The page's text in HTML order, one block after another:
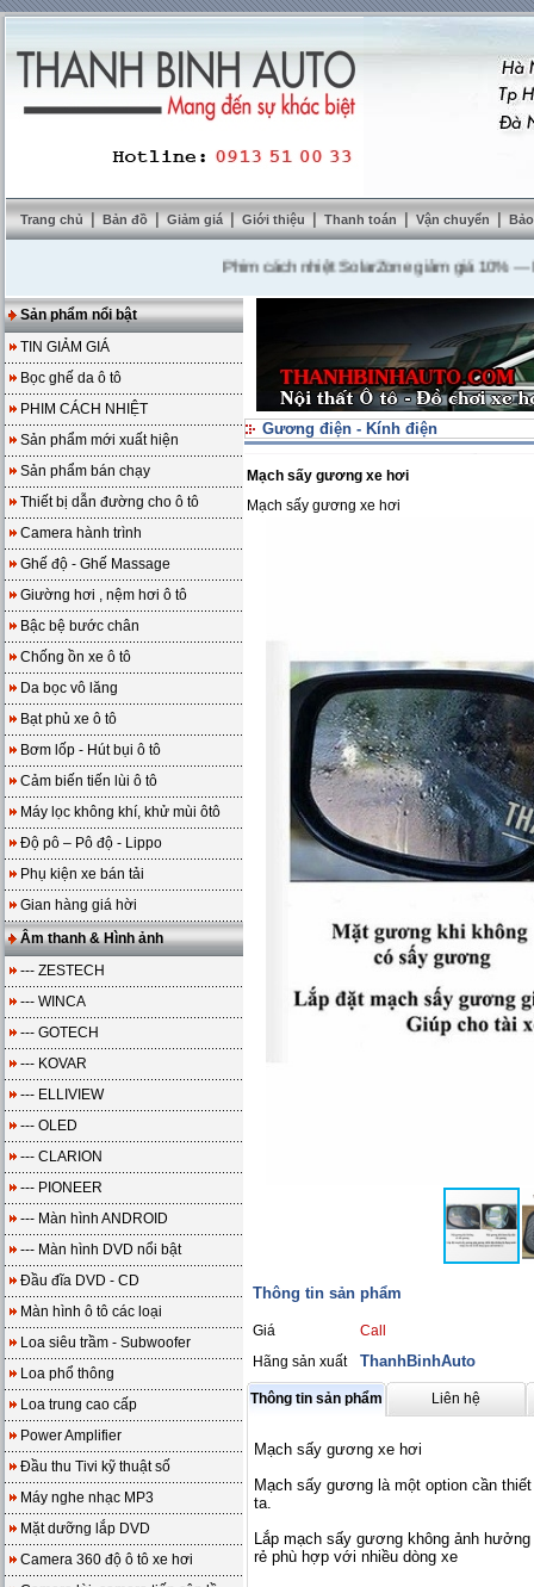
Trang chủ | Bản đồ | Giảm giá | Giới thiệu | Thanh toán | Vận chuyển |
Phim cách nhiệt SolarZone giảm giá 10% ---Mua
Sản phẩm nổi bật
TIN GIẢM GIÁ
Bọc ghế da ô tô
PHIM CÁCH NHIỆT
Sản phẩm mới xuất hiện
Sản phẩm bán chạy
Thiết bị dẫn đường cho ô tô
Camera hành trình
Ghế độ - Ghế Massage
Giường hơi , nệm hơi ô tô
Bậc bệ bước chân
Chống ồn xe ô tô
Da bọc vô lăng
Bạt phủ xe ô tô
Bơm lốp - Hút bụi ô tô
Cảm biến tiến lùi ô tô
Máy lọc không khí, khử mùi ôtô
Độ pô – Pô độ - Lippo
Phụ kiện xe bán tải
Gian hàng giá hời
Âm thanh & Hình ảnh
--- ZESTECH
--- WINCA
--- GOTECH
--- KOVAR
--- ELLIVIEW
--- OLED
--- CLARION
--- PIONEER
--- Màn hình ANDROID
--- Màn hình DVD nổi bật
Đầu đĩa DVD - CD
Màn hình ô tô các loại
Loa siêu trầm - Subwoofer
Loa phổ thông
Loa trung cao cấp
Power Amplifier
Đầu thu Tivi kỹ thuật số
Máy nghe nhạc MP3
Mặt dưỡng lắp DVD
Camera 360 độ ô tô xe hơi
Gương điện - Kính điện
Mạch sấy gương xe hơi
Mạch sấy gương xe hơi
Thông tin sản phẩm
Giá
Call
Hãng sản xuất
ThanhBinhAuto
Thông tin sản phẩm Liên hệ
Mạch sấy gương xe hơi
Mạch sấy gương là một option cần
ta.
Lắp mạch sấy gương không ảnh
rẻ phù hợp với nhiều dòng xe